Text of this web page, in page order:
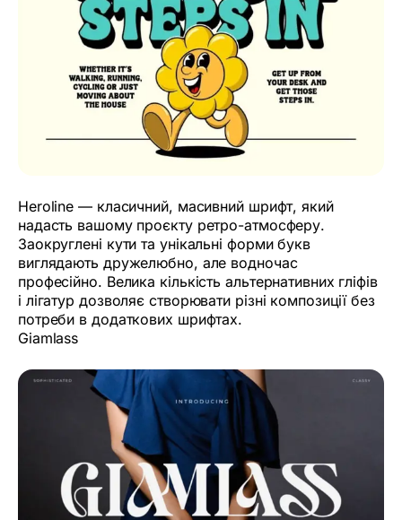
Heroline — класичний, масивний шрифт, який
надасть вашому проєкту ретро-атмосферу.
Заокруглені кути та унікальні форми букв
виглядають дружелюбно, але водночас
професійно. Велика кількість альтернативних гліфів
і лігатур дозволяє створювати різні композиції без
потреби в додаткових шрифтах.
Giamlass